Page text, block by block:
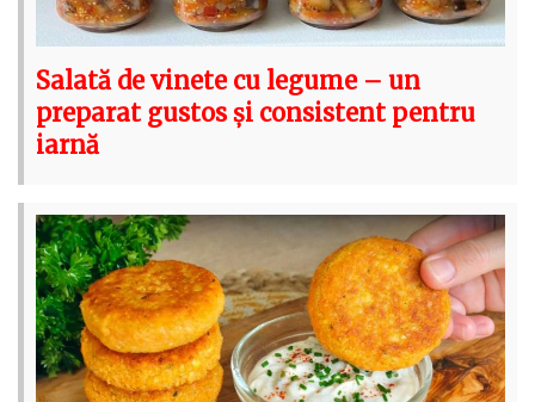
Salată de vinete cu legume – un
preparat gustos și consistent pentru
iarnă